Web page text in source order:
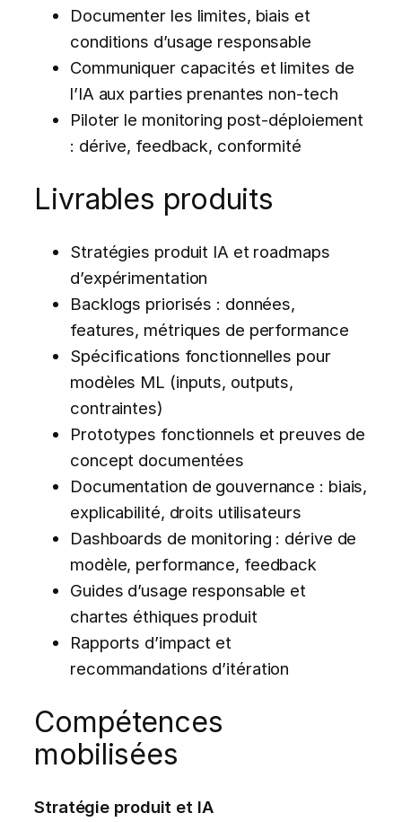
Documenter les limites, biais et
conditions d’usage responsable
Communiquer capacités et limites de
l’IA aux parties prenantes non-tech
Piloter le monitoring post-déploiement
: dérive, feedback, conformité
Livrables produits
Stratégies produit IA et roadmaps
d’expérimentation
Backlogs priorisés : données,
features, métriques de performance
Spécifications fonctionnelles pour
modèles ML (inputs, outputs,
contraintes)
Prototypes fonctionnels et preuves de
concept documentées
Documentation de gouvernance : biais,
explicabilité, droits utilisateurs
Dashboards de monitoring : dérive de
modèle, performance, feedback
Guides d’usage responsable et
chartes éthiques produit
Rapports d’impact et
recommandations d’itération
Compétences
mobilisées
Stratégie produit et IA